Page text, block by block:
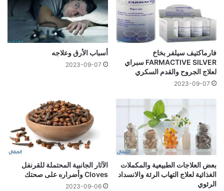
فارماكتيف سيلفر بخاخ
FARMACTIVE SILVER سبراي
لعلاج الجروح والقدم السكري
2023-09-07
أسباب الأرق وعلاجه
2023-09-07
بعض العلاجات الطبيعية والمكملات
الغذائية لعلاج التهاب الرئة والانسداد
الرئوي
الآثار الجانبية المحتملة للقرنفل
Cloves وأضراره على صحتك
2023-09-06